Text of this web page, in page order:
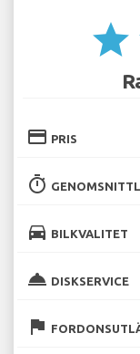
star
credit_card PRIS
timer
directions_car BILKVALITET
room_service DISKSERVICE
flag